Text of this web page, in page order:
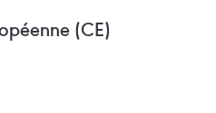
(CE)